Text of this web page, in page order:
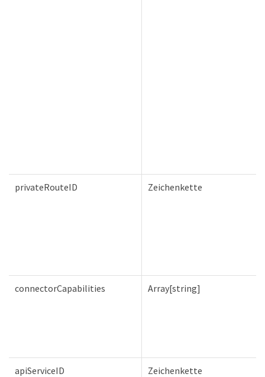
privateRouteID Zeichenkette
connectorCapabilities Array[string]
apiServiceID Zeichenkette